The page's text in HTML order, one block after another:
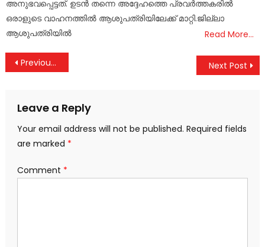
അനുഭവപ്പെട്ടത്. ഉടൻ തന്നെ അദ്ദേഹത്തെ പ്രവർത്തകരിൽ
ഒരാളുടെ വാഹനത്തിൽ ആശുപത്രിയിലേക്ക് മാറ്റി.ജില്ലാ
ആശുപത്രിയിൽ
Read More…
Post
Previous Post Next Post
Leave a Reply
Your email address will not be published. Required fields
are marked *
Comment *